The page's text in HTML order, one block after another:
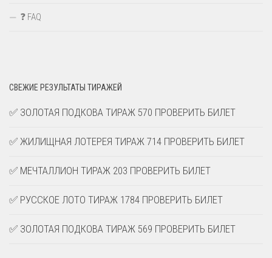
❓ FAQ
СВЕЖИЕ РЕЗУЛЬТАТЫ ТИРАЖЕЙ
✅ ЗОЛОТАЯ ПОДКОВА ТИРАЖ 570 ПРОВЕРИТЬ БИЛЕТ
✅ ЖИЛИЩНАЯ ЛОТЕРЕЯ ТИРАЖ 714 ПРОВЕРИТЬ БИЛЕТ
✅ МЕЧТАЛЛИОН ТИРАЖ 203 ПРОВЕРИТЬ БИЛЕТ
✅ РУССКОЕ ЛОТО ТИРАЖ 1784 ПРОВЕРИТЬ БИЛЕТ
✅ ЗОЛОТАЯ ПОДКОВА ТИРАЖ 569 ПРОВЕРИТЬ БИЛЕТ